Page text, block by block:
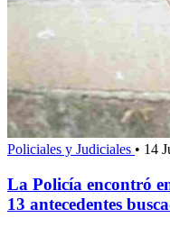
Policiales y Judiciales • 14
La Policía encontró
13 antecedentes